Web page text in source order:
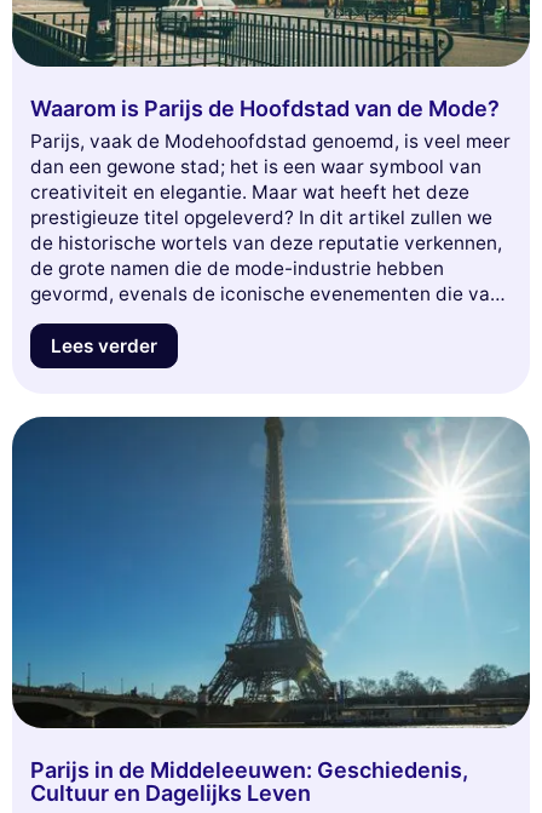
Waarom is Parijs de Hoofdstad van de Mode?
Parijs, vaak de Modehoofdstad genoemd, is veel meer
dan een gewone stad; het is een waar symbool van
creativiteit en elegantie. Maar wat heeft het deze
prestigieuze titel opgeleverd? In dit artikel zullen we
de historische wortels van deze reputatie verkennen,
de grote namen die de mode-industrie hebben
gevormd, evenals de iconische evenementen die van
Parijs de onmisbare ontmoetingsplaats voor mode-
liefhebbers maken. Bereid je voor om
ondergedompeld te worden in de fascinerende wereld
generaties lang blijft inspireren. Mis deze kans niet om
de essentie van de Franse mode te begrijpen!
Lees verder
Parijs in de Middeleeuwen: Geschiedenis,
Cultuur en Dagelijks Leven